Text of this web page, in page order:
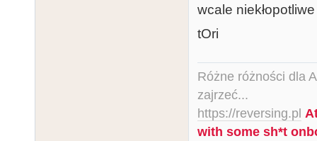
wcale niekłopotliwe
tOri
Różne różności dla
zajrzeć...
https://reversing.pl
with some sh*t